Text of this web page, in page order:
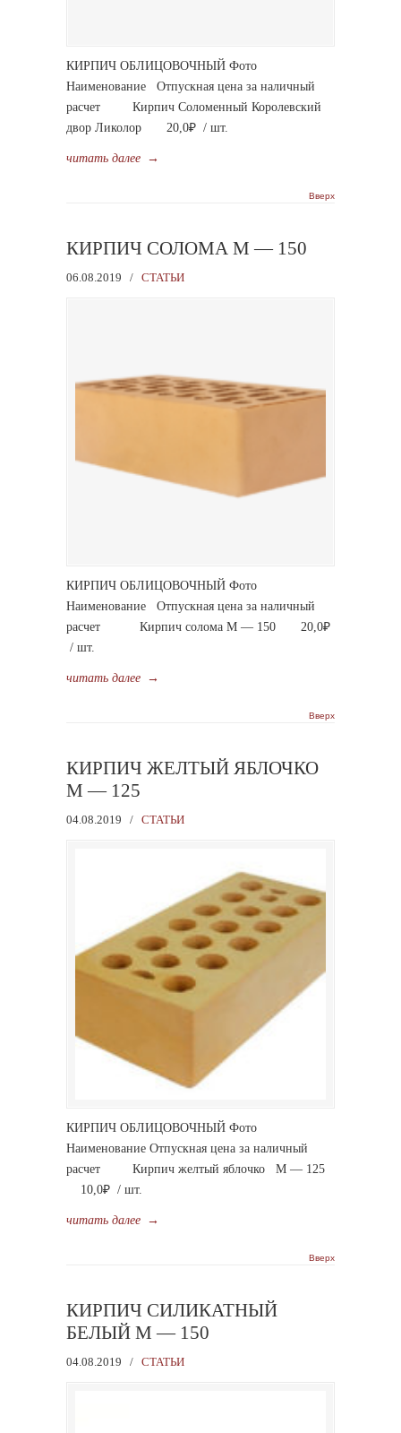
КИРПИЧ ОБЛИЦОВОЧНЫЙ Фото
Наименование Отпускная цена за наличный
расчет Кирпич Соломенный Королевский
двор Ликолор 20,0₽ / шт.
читать далее →
Вверх
КИРПИЧ СОЛОМА М — 150
06.08.2019 / СТАТЬИ
КИРПИЧ ОБЛИЦОВОЧНЫЙ Фото
Наименование Отпускная цена за наличный
расчет Кирпич солома М — 150 20,0₽
/ шт.
читать далее →
Вверх
КИРПИЧ ЖЕЛТЫЙ ЯБЛОЧКО
М — 125
04.08.2019 / СТАТЬИ
КИРПИЧ ОБЛИЦОВОЧНЫЙ Фото
Наименование Отпускная цена за наличный
расчет Кирпич желтый яблочко М — 125
10,0₽ / шт.
читать далее →
Вверх
КИРПИЧ СИЛИКАТНЫЙ
БЕЛЫЙ М — 150
04.08.2019 / СТАТЬИ